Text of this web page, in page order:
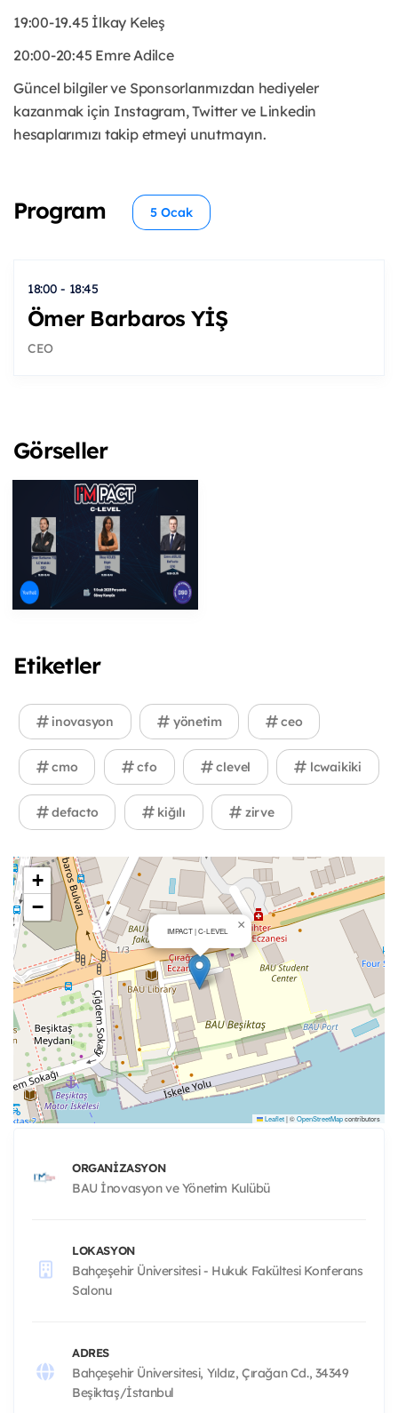
19:00-19.45 İlkay Keleş
20:00-20:45 Emre Adilce
Güncel bilgiler ve Sponsorlarımızdan hediyeler
kazanmak için Instagram, Twitter ve Linkedin
hesaplarımızı takip etmeyi unutmayın.
Program 5 Ocak
18:00 - 18:45
Ömer Barbaros YİŞ
CEO
Görseller
Etiketler
inovasyon yönetim ceo
cmo cfo clevel lcwaikiki
defacto kiğılı zirve
IMPACT | C-LEVEL ×
+
−
Leaflet|©OpenStreetMapcontributors
ORGANIZASYON
BAU İnovasyon ve Yönetim Kulübü
LOKASYON
Bahçeşehir Üniversitesi - Hukuk Fakültesi Konferans
Salonu
ADRES
Bahçeşehir Üniversitesi, Yıldız, Çırağan Cd., 34349
Beşiktaş/İstanbul